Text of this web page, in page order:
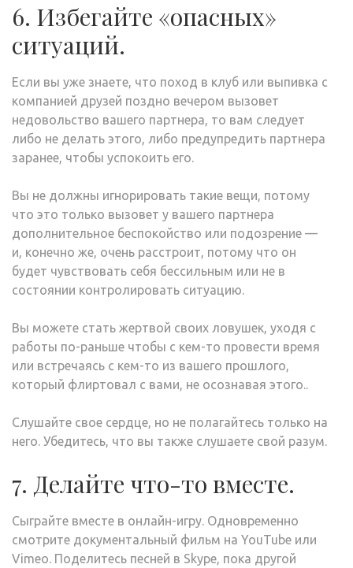
6. Избегайте «опасных»
ситуаций.
Если вы уже знаете, что поход в клуб или выпивка с
компанией друзей поздно вечером вызовет
недовольство вашего партнера, то вам следует
либо не делать этого, либо предупредить партнера
заранее, чтобы успокоить его.
Вы не должны игнорировать такие вещи, потому
что это только вызовет у вашего партнера
дополнительное беспокойство или подозрение —
и, конечно же, очень расстроит, потому что он
будет чувствовать себя бессильным или не в
состоянии контролировать ситуацию.
Вы можете стать жертвой своих ловушек, уходя с
работы по-раньше чтобы с кем-то провести время
или встречаясь с кем-то из вашего прошлого,
который флиртовал с вами, не осознавая этого..
Слушайте свое сердце, но не полагайтесь только на
него. Убедитесь, что вы также слушаете свой разум.
7. Делайте что-то вместе.
Сыграйте вместе в онлайн-игру. Одновременно
смотрите документальный фильм на YouTube или
Vimeo. Поделитесь песней в Skype, пока другой